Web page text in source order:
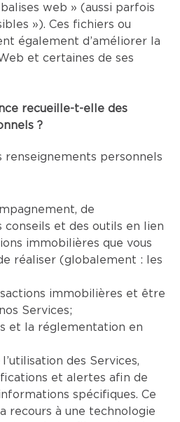
web » (aussi parfois
»). Ces fichiers ou
également d’améliorer la
et certaines de ses
recueille-t-elle des
?
renseignements personnels
de
conseils et des outils en lien
immobilières que vous
réaliser (globalement : les
immobilières et être
Services;
et la réglementation en
des Services,
et alertes afin de
spécifiques. Ce
recours à une technologie